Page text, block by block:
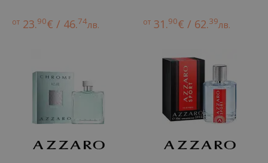
от 23.90€ / 46.74лв. от 31.90€ / 62.39лв.